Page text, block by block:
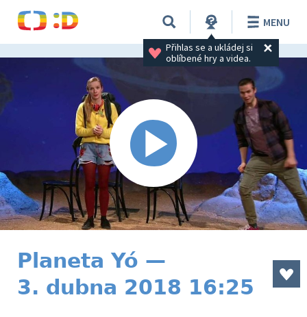
Přihlas se a ukládej si
oblíbené hry a videa.
MENU
Planeta Yó —
3. dubna 2018 16:25